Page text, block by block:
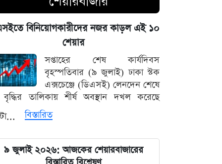
পদত্যাগের হুমকি দিলে সরাসরি গ্রহণের
হুঁশিয়ারি, পেজেশকিয়ান-খামেনি দ্বন্দ্বে উত্তপ্ত
ইরান
৫ আগস্ট ঘিরে সারা দেশে কঠোর নজরদারি,
মাঠে নামানো হয়েছে একাধিক গোয়েন্দা দল
বাদ পড়ছে ৭ মার্চের ভাষণ ও বঙ্গবন্ধুর
প্রতিকৃতি টাঙানোর বাধ্যবাধকতা
সৌদি আরবের সাথে কৌশলগত দীর্ঘমেয়াদি
সম্পর্ক চান প্রধানমন্ত্রী তারেক রহমান
বিনিয়োগকারীদের নজর কাড়ল এই ১০
শেয়ার
সপ্তাহের শেষ কার্যদিবস
বৃহস্পতিবার (৯ জুলাই) ঢাকা স্টক
এক্সচেঞ্জে (ডিএসই) লেনদেন শেষে
তালিকায় শীর্ষ অবস্থান দখল করেছে
বিস্তারিত
৯ জুলাই ২০২৬: আজকের শেয়ারবাজারের